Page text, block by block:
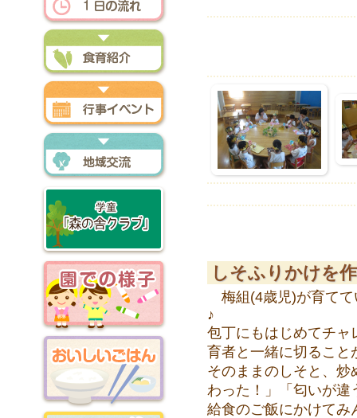
一日の流れ
食育
行事イベント
地域交流
森の舎クラブ
園での様子
おいしいごはん
しそふりかけを
梅組(4歳児)が育てて
♪
包丁にもはじめてチャ
育者と一緒に切ること
そのままのしそと、
わった！」「匂いが違
給食のご飯にかけて